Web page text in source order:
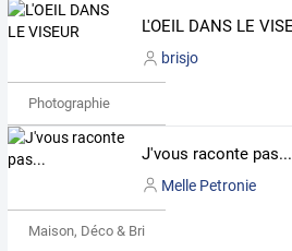
brisjo
Photographie
J'vous raconte pas...
Melle Petronie
Maison, Déco & Bricolage